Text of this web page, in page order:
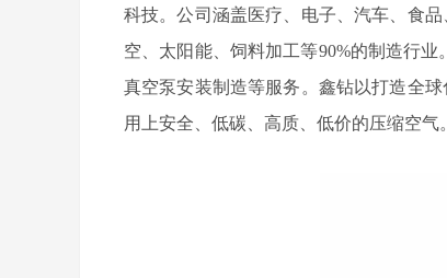
科技。公司涵盖医疗、电子、汽车、食
空、太阳能、饲料加工等90%的制造行业
真空泵安装制造等服务。鑫钻以打造全
用上安全、低碳、高质、低价的压缩空气。